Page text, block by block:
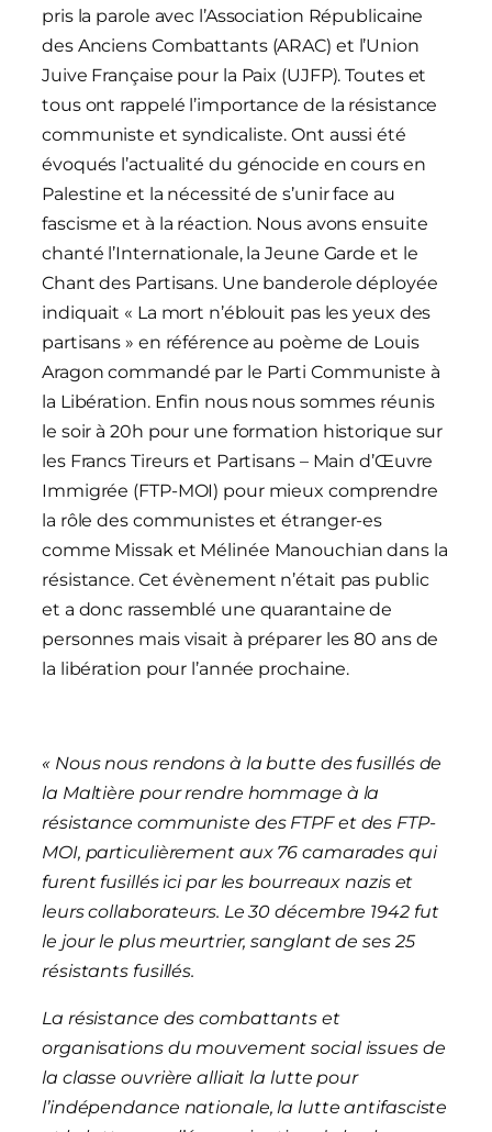
pris la parole avec l’Association Républicaine
des Anciens Combattants (ARAC) et l’Union
Juive Française pour la Paix (UJFP). Toutes et
tous ont rappelé l’importance de la résistance
communiste et syndicaliste. Ont aussi été
évoqués l’actualité du génocide en cours en
Palestine et la nécessité de s’unir face au
fascisme et à la réaction. Nous avons ensuite
chanté l’Internationale, la Jeune Garde et le
Chant des Partisans. Une banderole déployée
indiquait « La mort n’éblouit pas les yeux des
partisans » en référence au poème de Louis
Aragon commandé par le Parti Communiste à
la Libération. Enfin nous nous sommes réunis
le soir à 20h pour une formation historique sur
les Francs Tireurs et Partisans – Main d’Œuvre
Immigrée (FTP-MOI) pour mieux comprendre
la rôle des communistes et étranger-es
comme Missak et Mélinée Manouchian dans la
résistance. Cet évènement n’était pas public
et a donc rassemblé une quarantaine de
personnes mais visait à préparer les 80 ans de
la libération pour l’année prochaine.
« Nous nous rendons à la butte des fusillés de
la Maltière pour rendre hommage à la
résistance communiste des FTPF et des FTP-
MOI, particulièrement aux 76 camarades qui
furent fusillés ici par les bourreaux nazis et
leurs collaborateurs. Le 30 décembre 1942 fut
le jour le plus meurtrier, sanglant de ses 25
résistants fusillés.
La résistance des combattants et
organisations du mouvement social issues de
la classe ouvrière alliait la lutte pour
l’indépendance nationale, la lutte antifasciste